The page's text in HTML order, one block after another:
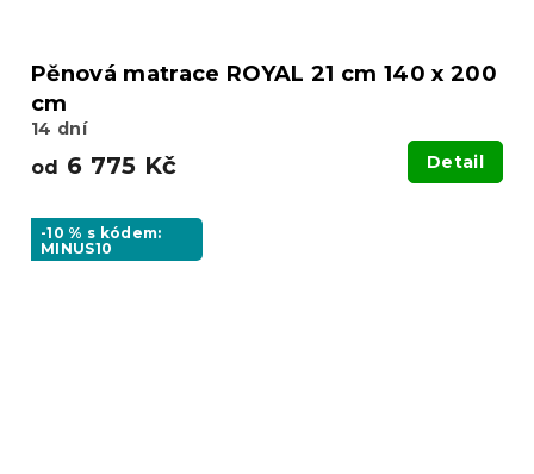
Pěnová matrace ROYAL 21 cm 140 x 200
cm
14 dní
od 6 775 Kč Detail
-10 % s kódem:
MINUS10